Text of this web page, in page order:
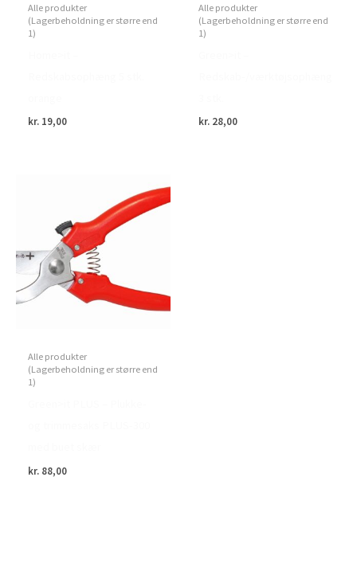
Alle produkter
(Lagerbeholdning er større end
1)
kr. 19,00
Alle produkter
(Lagerbeholdning er større end
1)
kr. 28,00
Alle produkter
(Lagerbeholdning er større end
1)
kr. 88,00